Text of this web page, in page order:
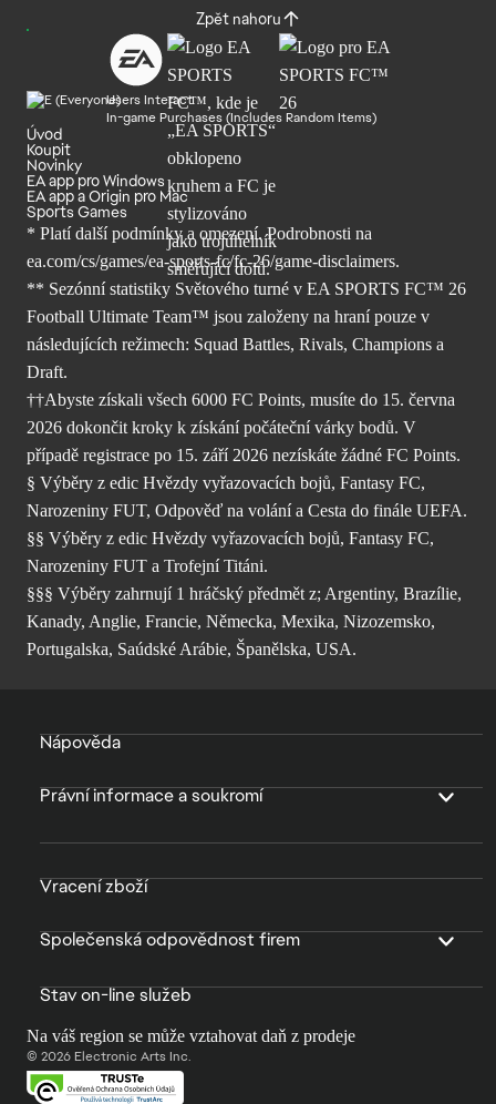
Zpět nahoru
Users Interact
In-game Purchases (Includes Random Items)
Úvod
Koupit
Novinky
EA app pro Windows
EA app a Origin pro Mac
Sports Games
* Platí další podmínky a omezení. Podrobnosti na
ea.com/cs/games/ea-sports-fc/fc-26/game-disclaimers.
** Sezónní statistiky Světového turné v EA SPORTS FC™ 26
Football Ultimate Team™ jsou založeny na hraní pouze v
následujících režimech: Squad Battles, Rivals, Champions a
Draft.
††Abyste získali všech 6000 FC Points, musíte do 15. června
2026 dokončit kroky k získání počáteční várky bodů. V
případě registrace po 15. září 2026 nezískáte žádné FC Points.
§ Výběry z edic Hvězdy vyřazovacích bojů, Fantasy FC,
Narozeniny FUT, Odpověď na volání a Cesta do finále UEFA.
§§ Výběry z edic Hvězdy vyřazovacích bojů, Fantasy FC,
Narozeniny FUT a Trofejní Titáni.
§§§ Výběry zahrnují 1 hráčský předmět z; Argentiny, Brazílie,
Kanady, Anglie, Francie, Německa, Mexika, Nizozemsko,
Portugalska, Saúdské Arábie, Španělska, USA.
Nápověda
Právní informace a soukromí
Vracení zboží
Společenská odpovědnost firem
Stav on-line služeb
Na váš region se může vztahovat daň z prodeje
© 2026 Electronic Arts Inc.